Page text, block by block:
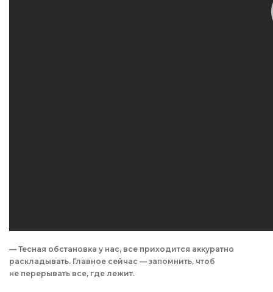
— Тесная обстановка у нас, все приходится аккуратно
раскладывать. Главное сейчас — запомнить, чтоб
не перерывать все, где лежит.